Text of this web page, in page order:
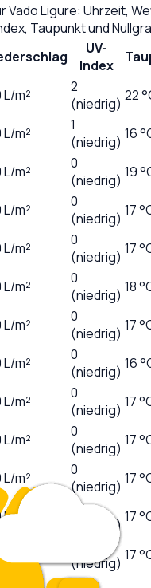
Vado Ligure: Uhrzeit,
Taupunkt und
UV-
Index
L/m²
2
(niedrig) 22
L/m²
1
(niedrig) 16
L/m²
0
(niedrig) 19
L/m²
0
(niedrig) 17
L/m²
0
(niedrig) 17
L/m²
0
(niedrig) 18
L/m²
0
(niedrig) 17
L/m²
0
(niedrig) 16
L/m²
0
(niedrig) 17
L/m²
0
(niedrig) 17
L/m²
0
(niedrig) 17
L/m²
(niedrig)17
(niedrig) 17